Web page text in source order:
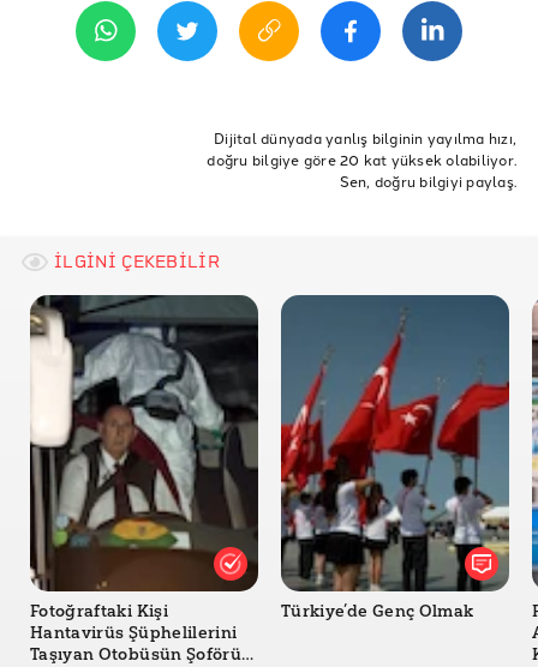
Snopes: Did Christine Grady Personally Approve the
Pfizer Vaccine?
AP: COVID-19 vaccines are approved by the FDA, not
fda
biontech aşı
FDA onayı anthony fauci
NIH
Dijital dünyada yanlış bilginin yayılma hızı,
doğru bilgiye göre 20 kat yüksek olabiliyor.
Sen, doğru bilgiyi paylaş.
İLGİNİ ÇEKEBİLİR
Fotoğraftaki Kişi
Hantavirüs Şüphelilerini
Taşıyan Otobüsün Şoförü
Türkiye’de Genç Olmak